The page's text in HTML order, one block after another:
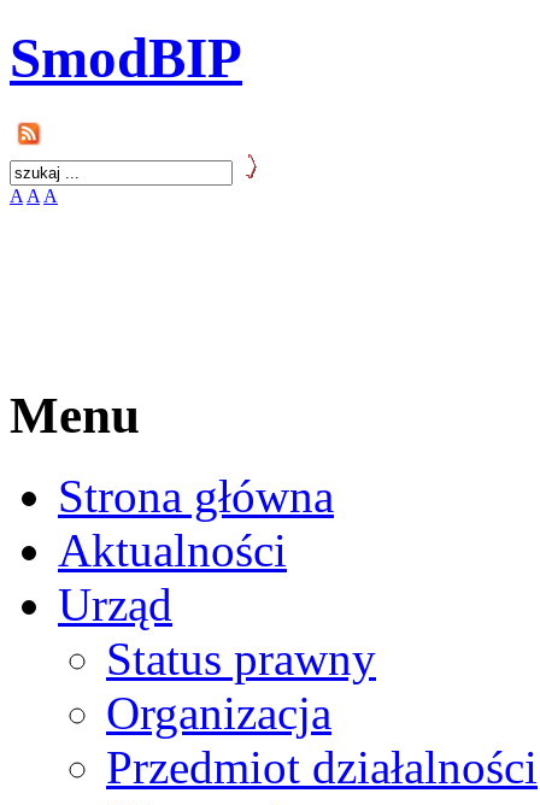
SmodBIP
A A A
Menu
Strona główna
Aktualności
Urząd
Status prawny
Organizacja
Przedmiot działalności